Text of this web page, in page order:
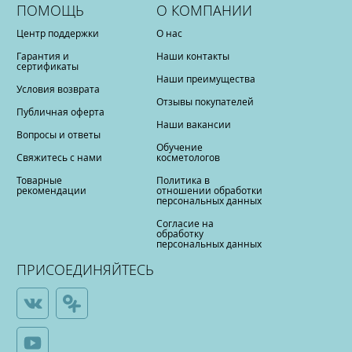
ПОМОЩЬ
Центр поддержки
Гарантия и
сертификаты
Условия возврата
Публичная оферта
Вопросы и ответы
Свяжитесь с нами
Товарные
рекомендации
О КОМПАНИИ
О нас
Наши контакты
Наши преимущества
Отзывы покупателей
Наши вакансии
Обучение
косметологов
Политика в
отношении обработки
персональных данных
Согласие на
обработку
персональных данных
ПРИСОЕДИНЯЙТЕСЬ